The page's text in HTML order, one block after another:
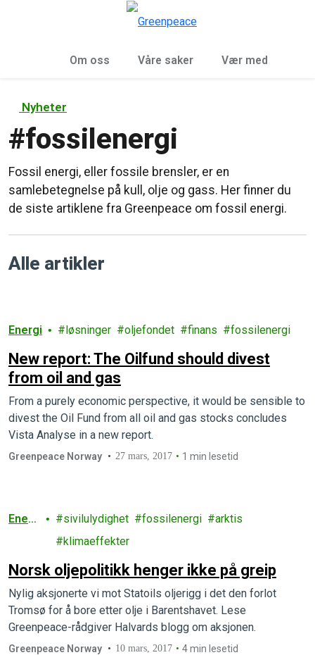
Om oss Våre saker Vær med
Nyheter
#fossilenergi
Fossil energi, eller fossile brensler, er en
samlebetegnelse på kull, olje og gass. Her finner du
de siste artiklene fra Greenpeace om fossil energi.
Alle artikler
Energi løsninger oljefondet finans fossilenergi
New report: The Oilfund should divest
from oil and gas
From a purely economic perspective, it would be sensible to
divest the Oil Fund from all oil and gas stocks concludes
Vista Analyse in a new report.
Greenpeace Norway 27 mars, 2017 1 min lesetid
Energ
sivilulydighet fossilenergi
arktis
klimaeffekter
Norsk oljepolitikk henger ikke på greip
Nylig aksjonerte vi mot Statoils oljerigg i det den forlot
Tromsø for å bore etter olje i Barentshavet. Lese
Greenpeace-rådgiver Halvards blogg om aksjonen.
Greenpeace Norway 10 mars, 2017 4 min lesetid